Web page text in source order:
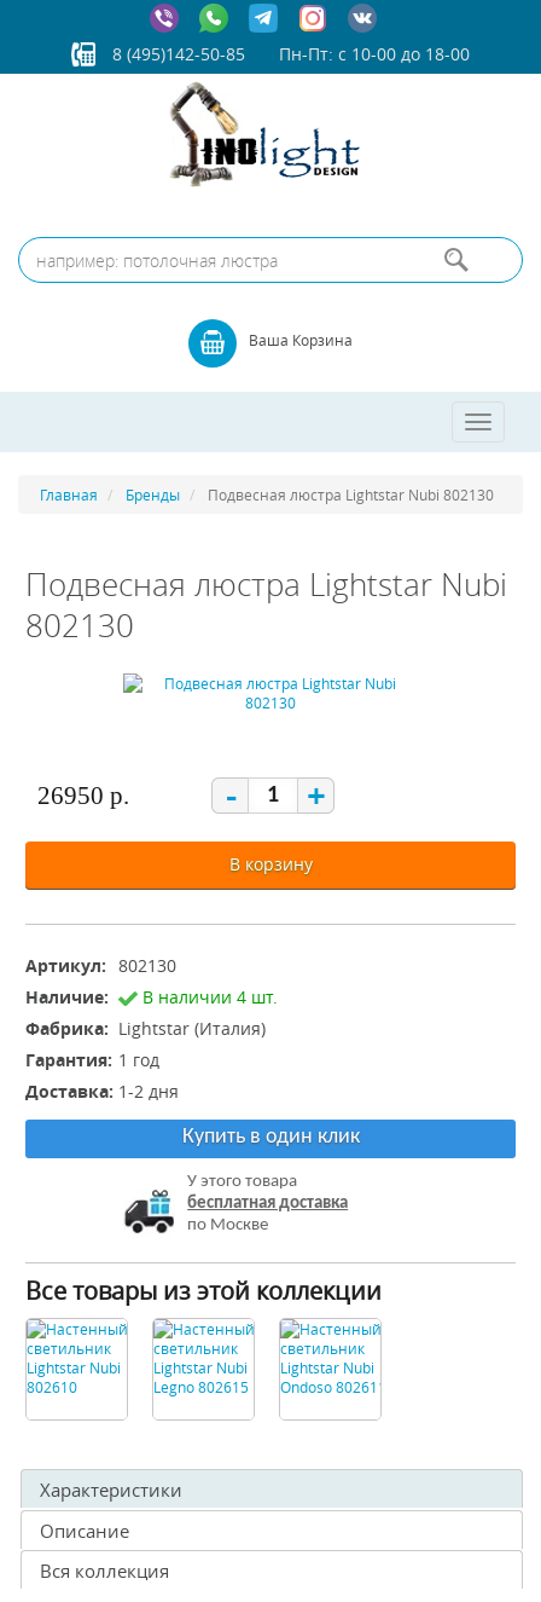
8 (495)142-50-85 Пн-Пт: с 10-00 до 18-00
Ваша Корзина
Toggle
Главная Бренды Подвесная люстра Lightstar Nubi 802130
Подвесная люстра Lightstar Nubi
802130
26950 р. - +
В корзину
Артикул: 802130
Наличие:
В наличии 4 шт.
Фабрика: Lightstar (Италия)
Гарантия: 1 год
Доставка: 1-2 дня
Купить в один клик
У этого товара
бесплатная доставка
по Москве
Все товары из этой коллекции
Характеристики
Описание
Вся коллекция